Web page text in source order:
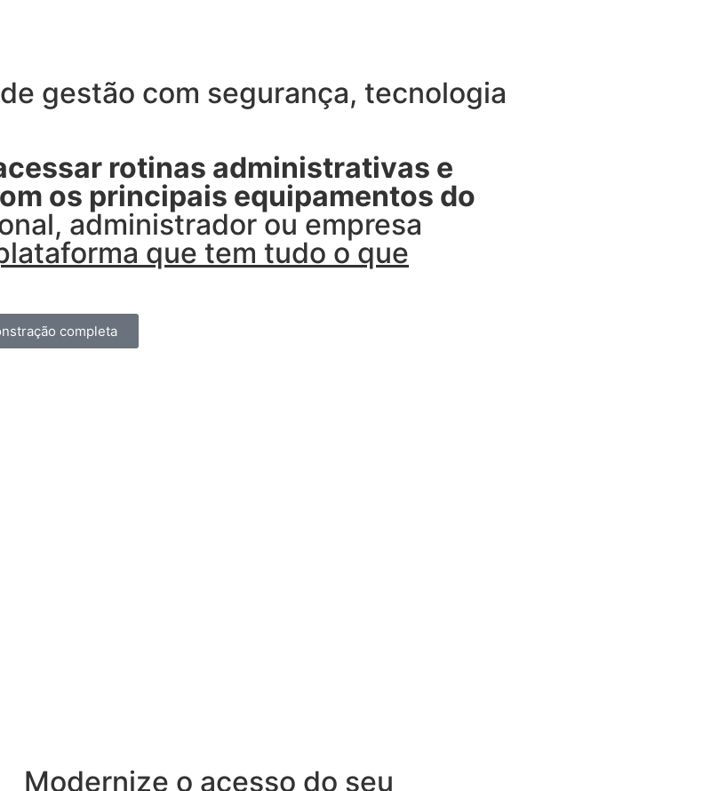
gestão com segurança, tecnologia
rotinas administrativas e
os principais equipamentos do
administrador ou empresa
que tem tudo o que
completa
Modernize o acesso do seu